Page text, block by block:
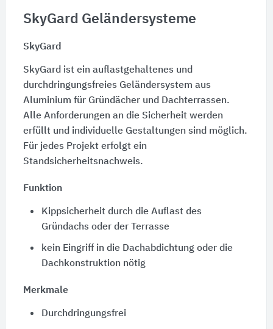
SkyGard Geländersysteme
SkyGard
SkyGard ist ein auflastgehaltenes und
durchdringungsfreies Geländersystem aus
Aluminium für Gründächer und Dachterrassen.
Alle Anforderungen an die Sicherheit werden
erfüllt und individuelle Gestaltungen sind möglich.
Für jedes Projekt erfolgt ein
Standsicherheitsnachweis.
Funktion
Kippsicherheit durch die Auflast des
Gründachs oder der Terrasse
kein Eingriff in die Dachabdichtung oder die
Dachkonstruktion nötig
Merkmale
Durchdringungsfrei